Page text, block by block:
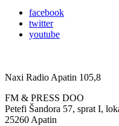
facebook
twitter
youtube
Naxi Radio Apatin 105,8
FM & PRESS DOO
Petefi Šandora 57, sprat I,
25260 Apatin